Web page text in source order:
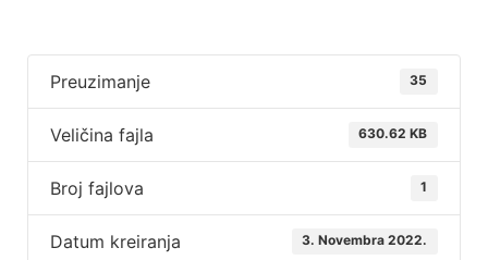
Preuzimanje 35
Veličina fajla 630.62 KB
Broj fajlova 1
Datum kreiranja 3. Novembra 2022.